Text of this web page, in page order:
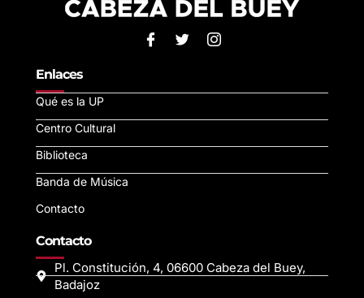
Enlaces
Qué es la UP
Centro Cultural
Biblioteca
Banda de Música
Contacto
Contacto
Pl. Constitución, 4, 06600 Cabeza del Buey,
Badajoz